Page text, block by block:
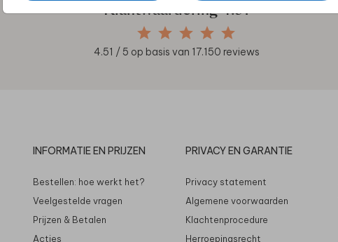
Klantwaardering4.51
4.51 / 5 op basis van 17.150 reviews
INFORMATIE EN PRIJZEN
Bestellen: hoe werkt het?
Veelgestelde vragen
Prijzen & Betalen
Acties
PRIVACY EN GARANTIE
Privacy statement
Algemene voorwaarden
Klachtenprocedure
Herroepingsrecht